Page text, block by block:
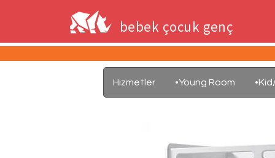
bebek çocuk genç
Hizmetler •Young Room